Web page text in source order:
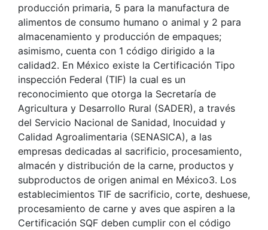
producción primaria, 5 para la manufactura de
alimentos de consumo humano o animal y 2 para
almacenamiento y producción de empaques;
asimismo, cuenta con 1 código dirigido a la
calidad2. En México existe la Certificación Tipo
inspección Federal (TIF) la cual es un
reconocimiento que otorga la Secretaría de
Agricultura y Desarrollo Rural (SADER), a través
del Servicio Nacional de Sanidad, Inocuidad y
Calidad Agroalimentaria (SENASICA), a las
empresas dedicadas al sacrificio, procesamiento,
almacén y distribución de la carne, productos y
subproductos de origen animal en México3. Los
establecimientos TIF de sacrificio, corte, deshuese,
procesamiento de carne y aves que aspiren a la
Certificación SQF deben cumplir con el código